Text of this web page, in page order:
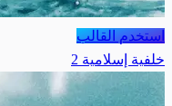
استخدم القالب
خلفية إسلامية 2